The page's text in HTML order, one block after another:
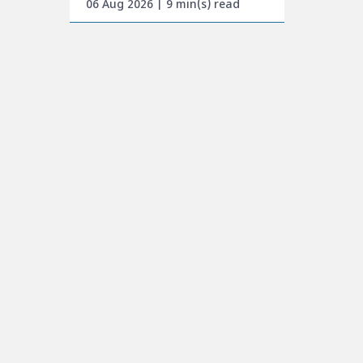
06 Aug 2026 | 9 min(s) read